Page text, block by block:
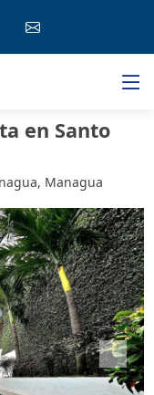
en Santo
Managua